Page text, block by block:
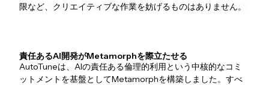
限など、クリエイティブな作業を妨げるものはありません。
責任あるAI開発がMetamorphを際立たせる
AutoTuneは、AIの責任ある倫理的利用という中核的なコミ
ットメントを基盤としてMetamorphを構築しました。すべ